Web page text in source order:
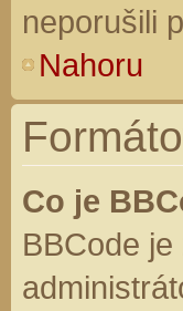
neporušili
Nahoru
Co je
BBCode